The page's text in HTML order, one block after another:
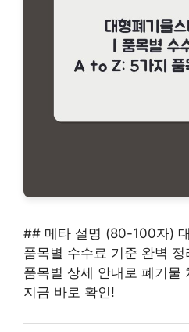
## 메타 설명 (80-100자)
품목별 수수료 기준 완벽
품목별 상세 안내로 폐기물
지금 바로 확인!